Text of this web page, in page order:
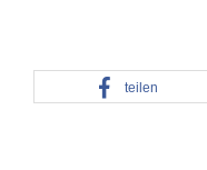
teilen